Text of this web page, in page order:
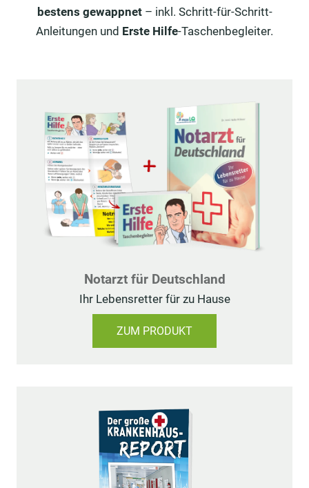
bestens gewappnet– inkl. Schritt-für-Schritt-
Anleitungen und Erste Hilfe-Taschenbegleiter.
Notarzt für Deutschland
Ihr Lebensretter für zu Hause
ZUM PRODUKT